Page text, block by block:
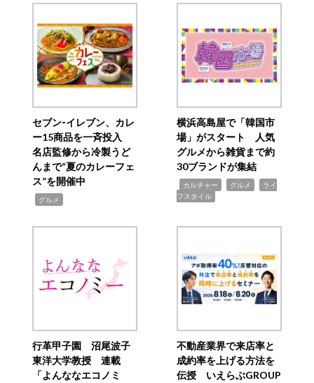
セブン‐イレブン、カレ
ー15商品を一斉投入
名店監修から冷製うど
んまで“夏のカレーフェ
ス”を開催中
グルメ
横浜高島屋で「韓国市
場」がスタート 人気
グルメから雑貨まで約
30ブランドが集結
カルチャー グルメ
ライ
フスタイル
行革甲子園 沼尾波子
東洋大学教授 連載
「よんななエコノミ
不動産業界で来店率と
成約率を上げる方法を
伝授 いえらぶGROUP